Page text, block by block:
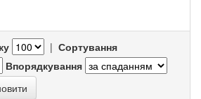
| Сортування
Впорядкування